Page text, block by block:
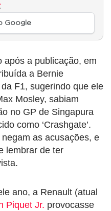
Google
após a publicação, em
a Bernie
F1, sugerindo que ele
Mosley, sabiam
no GP de Singapura
como ‘Crashgate’.
as acusações, e
lembrar de ter
ano, a Renault (atual
Piquet Jr. provocasse